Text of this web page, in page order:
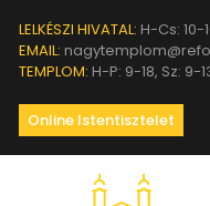
LELKÉSZI HIVATAL: H-Cs: 10-
EMAIL:
TEMPLOM: H-P: 9-18, Sz: 9-
Online Istentisztelet